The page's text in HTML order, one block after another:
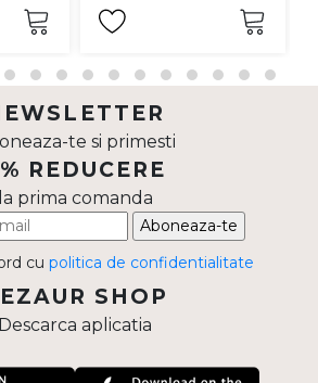
te si primesti
REDUCERE
la prima comanda
Aboneaza-te
cu politica de confidentialitate
SHOP
Descarca aplicatia